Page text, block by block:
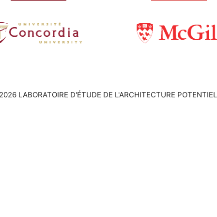
LABORATOIRE D'ÉTUDE DE L'ARCHITECTURE